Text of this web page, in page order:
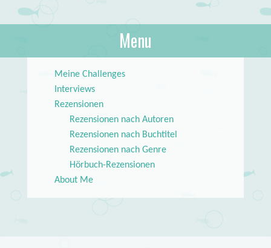
About Books
lilstar.de
Menu
Meine Challenges
Interviews
Rezensionen
Rezensionen nach Autoren
Rezensionen nach Buchtitel
Rezensionen nach Genre
Hörbuch-Rezensionen
About Me